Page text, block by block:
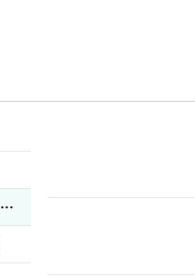
"바지 벗고 앞뒤로 돌아"…탈북민 회상한 기쁨조 검사